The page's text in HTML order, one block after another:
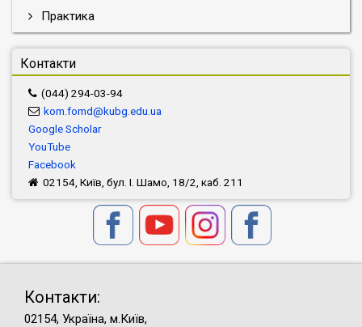
Практика
Контакти
(044) 294-03-94
kom.fomd@kubg.edu.ua
Google Scholar
YouTube
Facebook
02154, Київ, бул. І. Шамо, 18/2, каб. 211
Контакти:
02154, Україна, м.Київ,